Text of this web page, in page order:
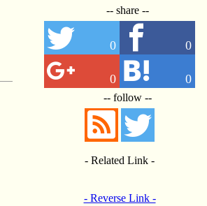
-- share --
0 0
0 0
-- follow --
- Related Link -
- Reverse Link -